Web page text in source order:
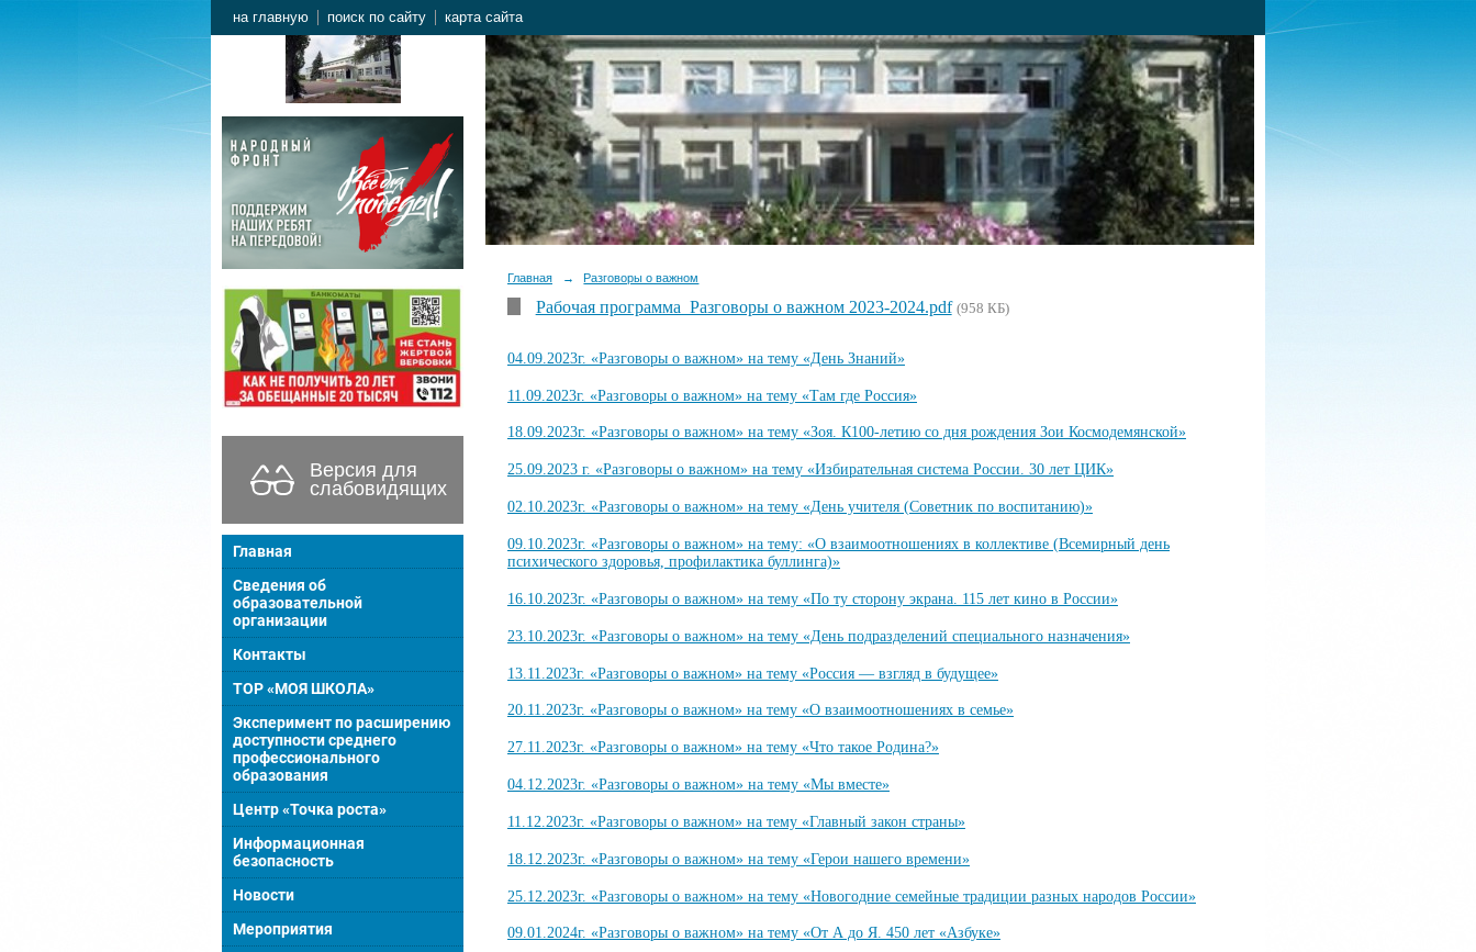
на главную поиск по сайту карта сайта
Версия для
слабовидящих
Главная
Сведения об
образовательной
организации
Контакты
ТОР «МОЯ ШКОЛА»
Эксперимент по расширению
доступности среднего
профессионального
образования
Центр «Точка роста»
Информационная
безопасность
Новости
Мероприятия
Главная → Разговоры о важном
Рабочая программа_Разговоры о важном 2023-2024.pdf (958 КБ)
04.09.2023г. «Разговоры о важном» на тему «День Знаний»
11.09.2023г. «Разговоры о важном» на тему «Там где Россия»
18.09.2023г. «Разговоры о важном» на тему «Зоя. К100-летию со дня рождения Зои Космодемянской»
25.09.2023 г. «Разговоры о важном» на тему «Избирательная система России. 30 лет ЦИК»
02.10.2023г. «Разговоры о важном» на тему «День учителя (Советник по воспитанию)»
09.10.2023г. «Разговоры о важном» на тему: «О взаимоотношениях в коллективе (Всемирный день
психического здоровья, профилактика буллинга)»
16.10.2023г. «Разговоры о важном» на тему «По ту сторону экрана. 115 лет кино в России»
23.10.2023г. «Разговоры о важном» на тему «День подразделений специального назначения»
13.11.2023г. «Разговоры о важном» на тему «Россия — взгляд в будущее»
20.11.2023г. «Разговоры о важном» на тему «О взаимоотношениях в семье»
27.11.2023г. «Разговоры о важном» на тему «Что такое Родина?»
04.12.2023г. «Разговоры о важном» на тему «Мы вместе»
11.12.2023г. «Разговоры о важном» на тему «Главный закон страны»
18.12.2023г. «Разговоры о важном» на тему «Герои нашего времени»
25.12.2023г. «Разговоры о важном» на тему «Новогодние семейные традиции разных народов России»
09.01.2024г. «Разговоры о важном» на тему «От А до Я. 450 лет «Азбуке»